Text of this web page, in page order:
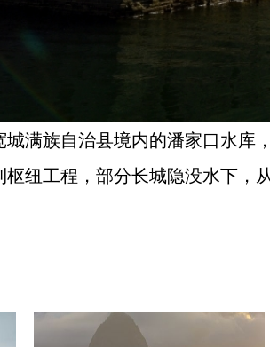
族自治县境内的潘家口水库
纽工程，部分长城隐没水下，